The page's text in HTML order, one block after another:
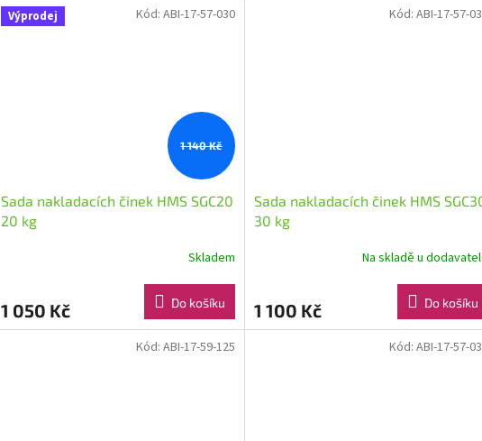
Výprodej
1 140 Kč
Sada nakladacích činek HMS SGC20
20 kg
Skladem
1 050 Kč Do košíku
Kód: ABI-17-57-030
Sada nakladacích činek HMS
30 kg
Na skladě u
1 100 Kč Do košíku
Kód: ABI-17-57-
Kód: ABI-17-59-125 Kód: ABI-17-57-